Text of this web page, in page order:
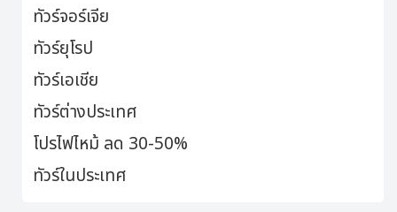
ทัวร์จอร์เจีย
ทัวร์ยุโรป
ทัวร์เอเชีย
ทัวร์ต่างประเทศ
โปรไฟไหม้ ลด 30-50%
ทัวร์ในประเทศ